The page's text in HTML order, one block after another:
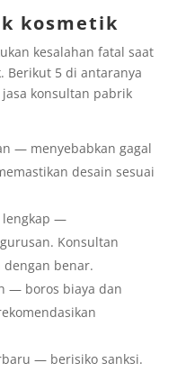
kosmetik
kesalahan fatal saat
Berikut 5 di antaranya
konsultan pabrik
— menyebabkan gagal
desain sesuai
lengkap —
Konsultan
dengan benar.
— boros biaya dan
— berisiko sanksi.